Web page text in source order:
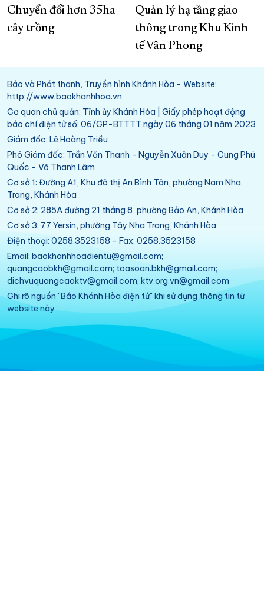
Chuyển đổi hơn 35ha
cây trồng
Quản lý hạ tầng giao
thông trong Khu Kinh
tế Vân Phong
Báo và Phát thanh, Truyền hình Khánh Hòa - Website:
http://www.baokhanhhoa.vn
Cơ quan chủ quản: Tỉnh ủy Khánh Hòa | Giấy phép hoạt động
báo chí điện tử số: 06/GP-BTTTT ngày 06 tháng 01 năm 2023
Giám đốc: Lê Hoàng Triều
Phó Giám đốc: Trần Văn Thanh - Nguyễn Xuân Duy - Cung Phú
Quốc - Võ Thanh Lâm
Cơ sở 1: Đường A1, Khu đô thị An Bình Tân, phường Nam Nha
Trang, Khánh Hòa
Cơ sở 2: 285A đường 21 tháng 8, phường Bảo An, Khánh Hòa
Cơ sở 3: 77 Yersin, phường Tây Nha Trang, Khánh Hòa
Điện thoại: 0258.3523158 - Fax: 0258.3523158
Email: baokhanhhoadientu@gmail.com;
quangcaobkh@gmail.com; toasoan.bkh@gmail.com;
dichvuquangcaoktv@gmail.com; ktv.org.vn@gmail.com
Ghi rõ nguồn "Báo Khánh Hòa điện tử" khi sử dụng thông tin từ
website này